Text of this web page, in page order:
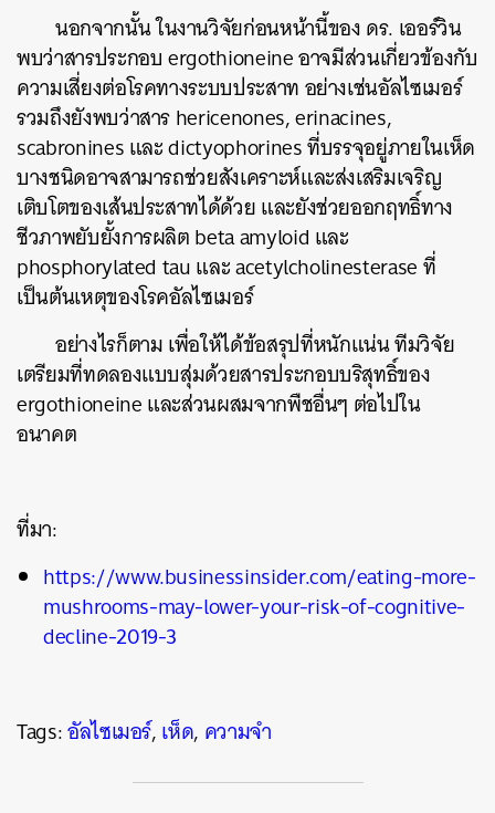
นอกจากนั้น ในงานวิจัยก่อนหน้านี้ของ ดร. เออร์วิน
พบว่าสารประกอบ ergothioneine อาจมีส่วนเกี่ยวข้องกับ
ความเสี่ยงต่อโรคทางระบบประสาท อย่างเช่นอัลไซเมอร์
รวมถึงยังพบว่าสาร hericenones, erinacines,
scabronines และ dictyophorines ที่บรรจุอยู่ภายในเห็ด
บางชนิดอาจสามารถช่วยสังเคราะห์และส่งเสริมเจริญ
เติบโตของเส้นประสาทได้ด้วย และยังช่วยออกฤทธิ์ทาง
ชีวภาพยับยั้งการผลิต beta amyloid และ
phosphorylated tau และ acetylcholinesterase ที่
เป็นต้นเหตุของโรคอัลไซเมอร์
อย่างไรก็ตาม เพื่อให้ได้ข้อสรุปที่หนักแน่น ทีมวิจัย
เตรียมที่ทดลองแบบสุ่มด้วยสารประกอบบริสุทธิ์ของ
ergothioneine และส่วนผสมจากพืชอื่นๆ ต่อไปใน
อนาคต
ที่มา:
https://www.businessinsider.com/eating-more-
mushrooms-may-lower-your-risk-of-cognitive-
decline-2019-3
Tags:อัลไซเมอร์,เห็ด, ความจำ
ค้นหา
SHARE TWEET LINE EMAIL